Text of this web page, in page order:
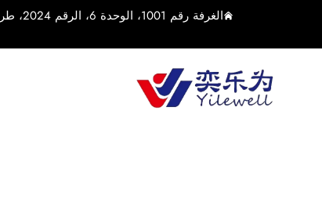
الغرفة رقم 1001، الوحدة 6، الرقم 2024، طريق شياولين الأوسط، بلدة يوشان، مدينة كونشان، مدينة سوتشو، مقاطعة جيانغسو، الصين